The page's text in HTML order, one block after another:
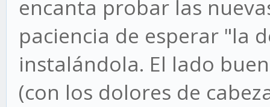
encanta probar las
paciencia de esperar "la
instalándola. El lado
(con los dolores de